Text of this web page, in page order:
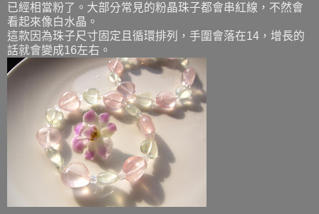
已經相當粉了。大部分常見的粉晶珠子都會串紅線，不然會
看起來像白水晶。
這款因為珠子尺寸固定且循環排列，手圍會落在14，增長的
話就會變成16左右。